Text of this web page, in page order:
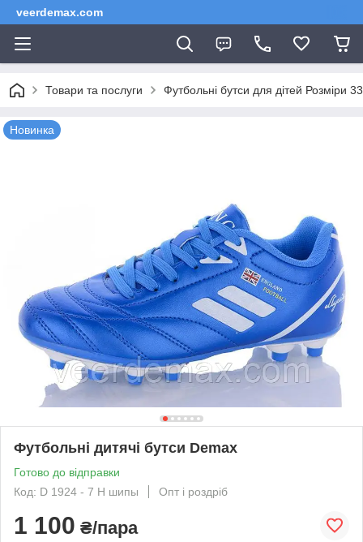
veerdemax.com
Товари та послуги Футбольні бутси для дітей Розміри
Новинка
Футбольні дитячі бутси Demax
Готово до відправки
Код: D 1924 - 7 H шипы
Опт і роздріб
1 100 ₴/пара